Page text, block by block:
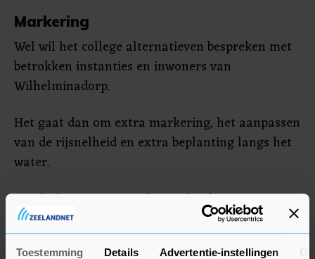
Toestemming Details Advertentie-instellingen
Markering
Wel wil het college alternatieven bespreken met
betrokken instanties en inwoners van
Wilhelminadorp.
Het gaat dan om extra markering, het aanpassen
van de rijsnelheid en extra beplanting langs het
water.
De afgelopen jaren raakte er drie keer een auto
te water in het kanaal. Twee keer had dat een
medische oorzaak.